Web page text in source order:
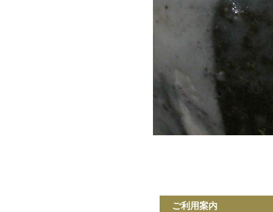
ご利用案内